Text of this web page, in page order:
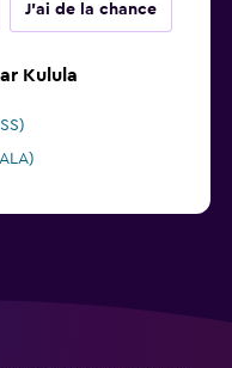
J'ai de la chance
Kulula